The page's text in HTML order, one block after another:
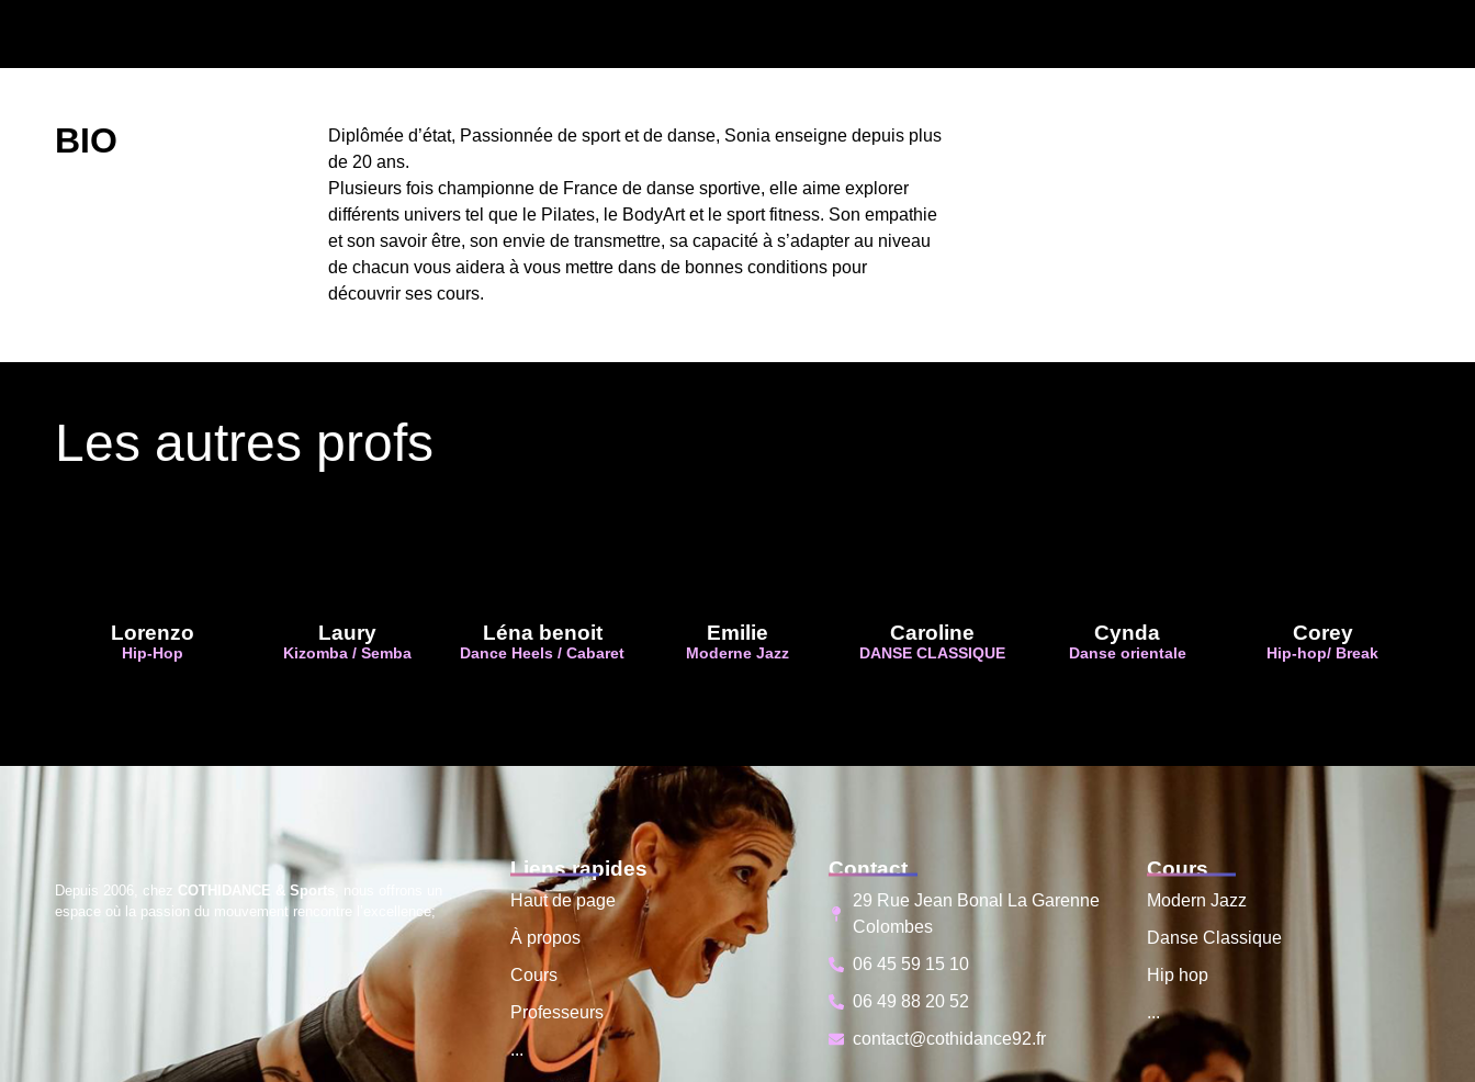
BIO
Diplômée d’état, Passionnée de sport et de danse, Sonia enseigne depuis plus
de 20 ans.
Plusieurs fois championne de France de danse sportive, elle aime explorer
différents univers tel que le Pilates, le BodyArt et le sport fitness. Son empathie
et son savoir être, son envie de transmettre, sa capacité à s’adapter au niveau
de chacun vous aidera à vous mettre dans de bonnes conditions pour
découvrir ses cours.
Les autres profs
Lorenzo
Hip-Hop
Laury
Kizomba / Semba
Léna benoit
Dance Heels / Cabaret
Emilie
Moderne Jazz
Caroline
DANSE CLASSIQUE
Cynda
Danse orientale
Corey
Hip-hop/ Break
Depuis 2006, chez COTHIDANCE & Sports
, nous offrons un
espace où la passion du mouvement rencontre l’excellence;
Liens rapides
Haut de page
À propos
Cours
Professeurs
...
Contact
29 Rue Jean Bonal La Garenne
Colombes
06 45 59 15 10
06 49 88 20 52
contact@cothidance92.fr
Cours
Modern Jazz
Danse Classique
Hip hop
...